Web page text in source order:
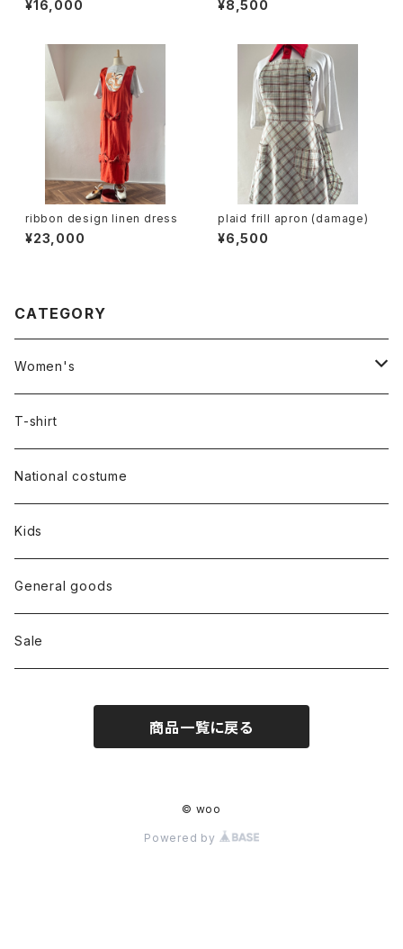
¥16,000 ¥8,500
ribbon design linen dress
¥23,000
plaid frill apron (damage)
¥6,500
CATEGORY
Women's
Outer
Dress
Tops
Bottoms
Shoes
T-shirt
National costume
Kids
General goods
Sale
商品一覧に戻る
© woo
Powered by